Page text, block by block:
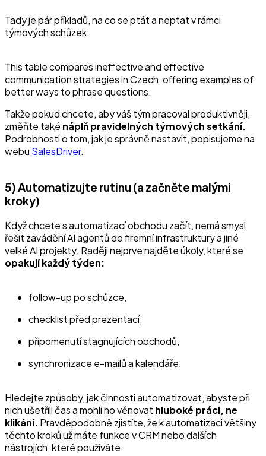
Tady je pár příkladů, na co se ptát a neptat v rámci
týmových schůzek:
This table compares ineffective and effective
communication strategies in Czech, offering examples of
better ways to phrase questions.
Takže pokud chcete, aby váš tým pracoval produktivněji,
změňte také náplň pravidelných týmových setkání.
Podrobnosti o tom, jak je správně nastavit, popisujeme na
webu SalesDriver.
5) Automatizujte rutinu (a začněte malými
kroky)
Když chcete s automatizací obchodu začít, nemá smysl
řešit zavádění AI agentů do firemní infrastruktury a jiné
velké AI projekty. Raději nejprve najděte úkoly, které se
opakují každý týden:
follow-up po schůzce,
checklist před prezentací,
připomenutí stagnujících obchodů,
synchronizace e-mailů a kalendáře.
Hledejte způsoby, jak činnosti automatizovat, abyste při
nich ušetřili čas a mohli ho věnovat hluboké práci, ne
klikání. Pravděpodobně zjistíte, že k automatizaci většiny
těchto kroků už máte funkce v CRM nebo dalších
nástrojích, které používáte.